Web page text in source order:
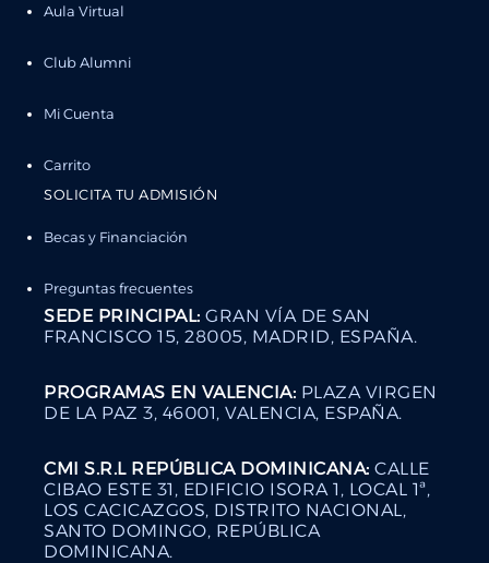
Aula Virtual
Club Alumni
Mi Cuenta
Carrito
SOLICITA TU ADMISIÓN
Becas y Financiación
Preguntas frecuentes
SEDE PRINCIPAL: GRAN VÍA DE SAN
FRANCISCO 15, 28005, MADRID, ESPAÑA.
PROGRAMAS EN VALENCIA: PLAZA VIRGEN
DE LA PAZ 3, 46001, VALENCIA, ESPAÑA.
CMI S.R.L REPÚBLICA DOMINICANA: CALLE
CIBAO ESTE 31, EDIFICIO ISORA 1, LOCAL 1ª,
LOS CACICAZGOS, DISTRITO NACIONAL,
SANTO DOMINGO, REPÚBLICA
DOMINICANA.